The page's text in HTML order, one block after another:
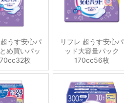
うす安心パ
め買いパッ
枚
リフレ 超うす安心パ
ッド大容量パック
170cc56枚